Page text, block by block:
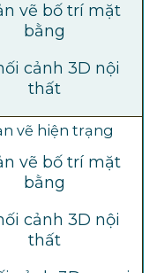
vẽ bố trí mặt
bằng
cảnh 3D nội
thất
vẽ hiện trạng
vẽ bố trí mặt
bằng
cảnh 3D nội
thất